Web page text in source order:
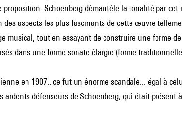
Schoenberg démantèle la tonalité par
des aspects les plus fascinants de cette œuvre
musical, tout en essayant de construire une forme
dans une forme sonate élargie (forme
en 1907...ce fut un énorme scandale... égal à
ardents défenseurs de Schoenberg, qui était présent